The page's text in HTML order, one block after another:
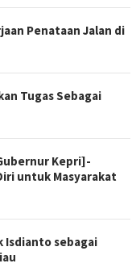
Penataan Jalan di
Tugas Sebagai
Kepri]-
untuk Masyarakat
Isdianto sebagai